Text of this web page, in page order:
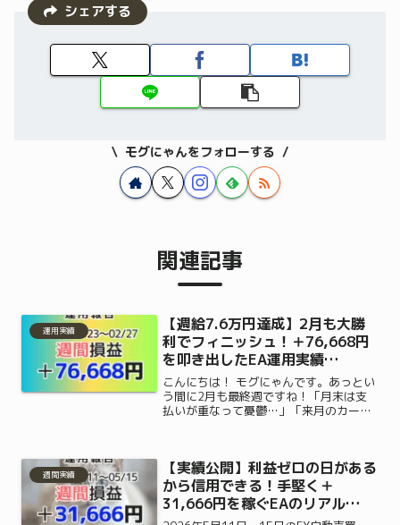
シェアする
モグにゃんをフォローする
関連記事
運用実績
【週給7.6万円達成】2月も大勝
利でフィニッシュ！＋76,668円
を叩き出したEA運用実績
（2/23〜2/27）
こんにちは！ モグにゃんです。あっとい
う間に2月も最終週ですね！「月末は支
払いが重なって憂鬱…」「来月のカード
て、今回は 2026...
週間実績
【実績公開】利益ゼロの日がある
から信用できる！手堅く＋
31,666円を稼ぐEAのリアル